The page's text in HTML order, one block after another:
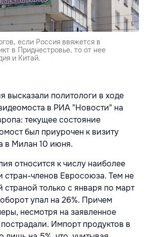
если Россия ввяжется в
в Приднестровье, то от нее
и Китай.
высказали политологи в ходе
в РИА "Новости" на
текущее состояние
был приурочен к визиту
в Милан 10 июня.
относится к числу наиболее
стран-членов Евросоюза. Тем не
страной только с января по март
упал на 26%. Причем
несмотря на заявленное
Импорт продуктов в